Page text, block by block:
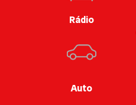
Rádio
Auto